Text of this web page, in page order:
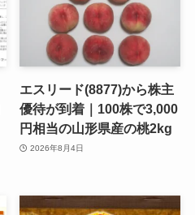
エスリード(8877)から株主
優待が到着｜100株で3,000
円相当の山形県産の桃2kg
2026年8月4日